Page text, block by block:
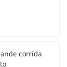
corrida